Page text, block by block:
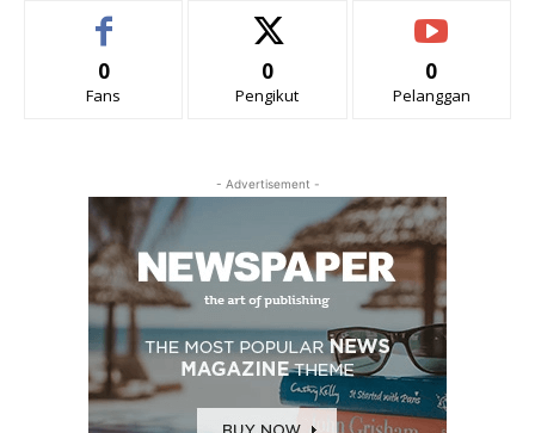
0
Fans
0
Pengikut
0
Pelanggan
- Advertisement -